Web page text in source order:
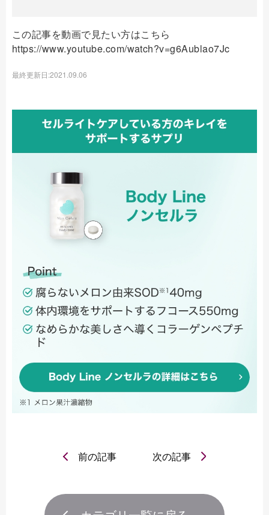
この記事を動画で見たい方はこちら
https://www.youtube.com/watch?v=g6Aublao7Jc
最終更新日:2021.09.06
前の記事 次の記事